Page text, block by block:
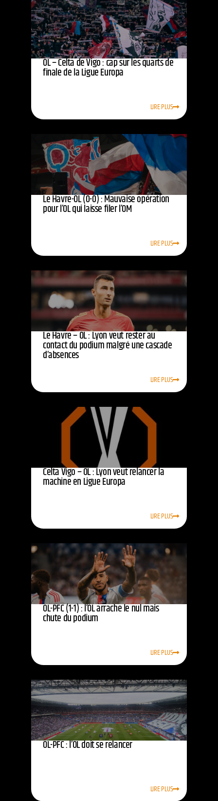
OL – Celta de Vigo : cap sur les quarts de
finale de la Ligue Europa
LIRE PLUS
Le Havre-OL (0-0) : Mauvaise opération
pour l’OL qui laisse filer l’OM
LIRE PLUS
Le Havre – OL : Lyon veut rester au
contact du podium malgré une cascade
d’absences
LIRE PLUS
Celta Vigo – OL : Lyon veut relancer la
machine en Ligue Europa
LIRE PLUS
OL-PFC (1-1) : l’OL arrache le nul mais
chute du podium
LIRE PLUS
OL-PFC : l’OL doit se relancer
LIRE PLUS